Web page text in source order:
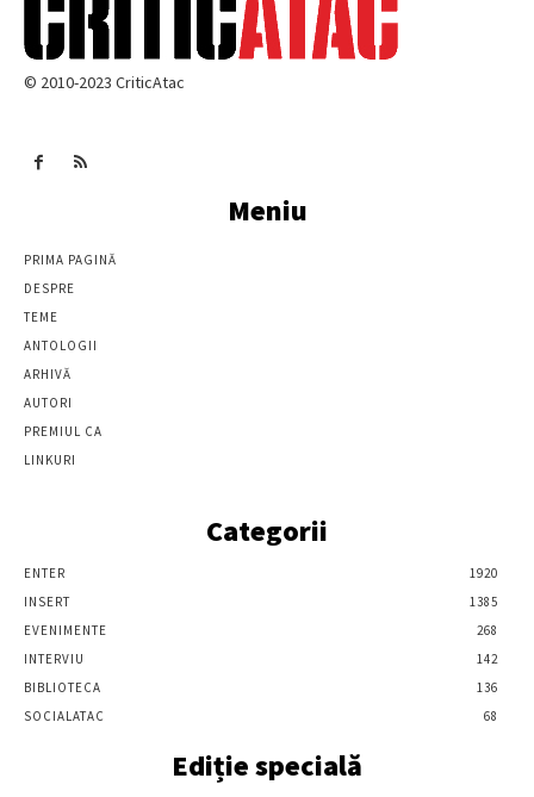
© 2010-2023 CriticAtac
Meniu
PRIMA PAGINĂ
DESPRE
TEME
ANTOLOGII
ARHIVĂ
AUTORI
PREMIUL CA
LINKURI
Categorii
ENTER
1920
INSERT
1385
EVENIMENTE
268
INTERVIU
142
BIBLIOTECA
136
SOCIALATAC
68
Ediție specială